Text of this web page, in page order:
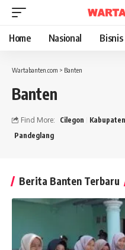
Home Nasional Bisnis
Wartabanten.com > Banten
Banten
Find More: Cilegon
Pandeglang
Berita Banten Terbaru